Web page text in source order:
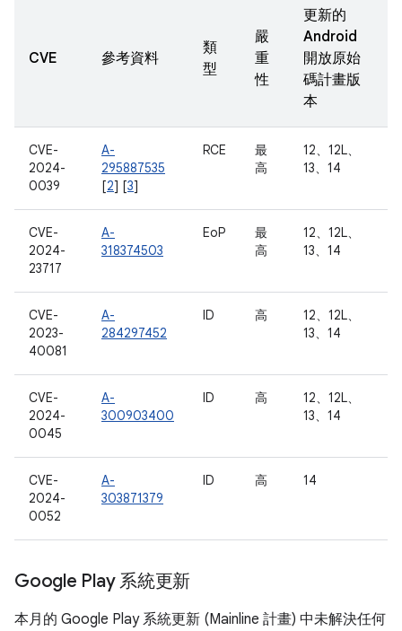
CVE 參考資料
類
型
嚴
重
性
更新的
Android
開放原始
碼計畫版
本
CVE-
2024-
0039
A-
295887535
[2] [3]
RCE
最
高
12、12L、
13、14
CVE-
2024-
23717
A-
318374503
EoP
最
高
12、12L、
13、14
CVE-
2023-
40081
A-
284297452
ID 高
12、12L、
13、14
CVE-
2024-
0045
A-
300903400
ID 高
12、12L、
13、14
CVE-
2024-
0052
A-
303871379
ID 高 14
Google Play 系統更新
本月的 Google Play 系統更新 (Mainline 計畫) 中未解決任何